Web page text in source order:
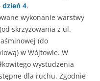
dzień 4.
wykonanie warstwy
skrzyżowania z ul.
(do
w Wójtowie. W
wystudzenia
dla ruchu. Zgodnie